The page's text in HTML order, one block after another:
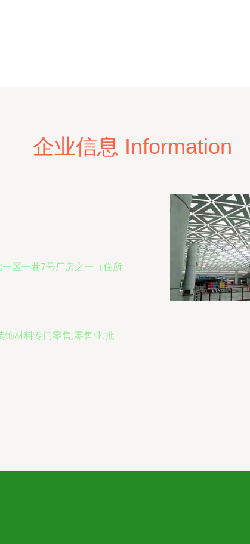
企业信息 Information
区一巷7号厂房之一（住所
饰材料专门零售,零售业,批